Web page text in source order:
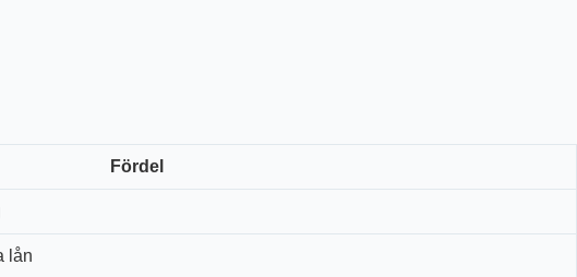
Fördel
lån